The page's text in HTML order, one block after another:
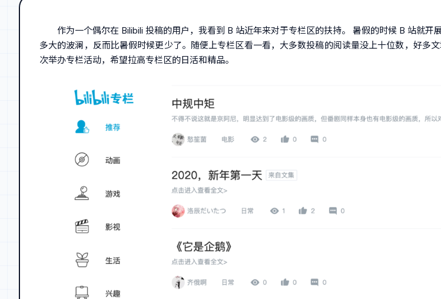
作为一个偶尔在 Bilibili 投稿的用户，我看到 B 站近年来对于专栏区的扶持。 暑假的时候 B 站就
多大的波澜，反而比暑假时候更少了。随便上专栏区看一看，大多数投稿的阅读量没上十位数，好多
次举办专栏活动，希望拉高专栏区的日活和精品。